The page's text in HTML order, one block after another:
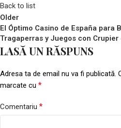
Back to list
Older
El Óptimo Casino de España para
Tragaperras y Juegos con Crupier
LASĂ UN RĂSPUNS
Adresa ta de email nu va fi publicată.
marcate cu *
Comentariu *